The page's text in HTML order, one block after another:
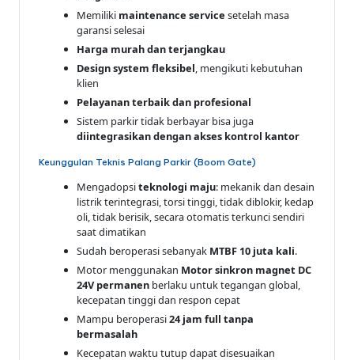
Memiliki maintenance service setelah masa
garansi selesai
Harga murah dan terjangkau
Design system fleksibel, mengikuti kebutuhan
klien
Pelayanan terbaik dan profesional
Sistem parkir tidak berbayar bisa juga
diintegrasikan dengan akses kontrol kantor
Keunggulan Teknis Palang Parkir (Boom Gate)
Mengadopsiteknologi maju: mekanik dan desain
listrik terintegrasi, torsi tinggi, tidak diblokir, kedap
oli, tidak berisik, secara otomatis terkunci sendiri
saat dimatikan
Sudah beroperasi sebanyak MTBF 10 juta kali.
Motor menggunakan Motor sinkron magnet DC
24V permanen berlaku untuk tegangan global,
kecepatan tinggi dan respon cepat
Mampu beroperasi24 jam full tanpa
bermasalah
Kecepatan waktu tutup dapat disesuaikan